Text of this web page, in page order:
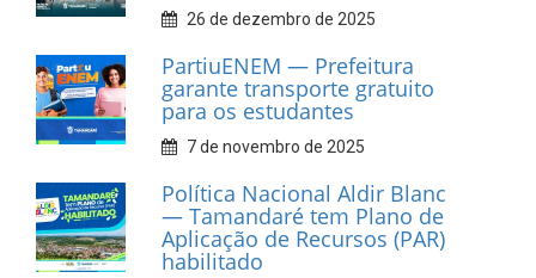
26 de dezembro de 2025
PartiuENEM — Prefeitura
garante transporte gratuito
para os estudantes
7 de novembro de 2025
Política Nacional Aldir Blanc
— Tamandaré tem Plano de
Aplicação de Recursos (PAR)
habilitado